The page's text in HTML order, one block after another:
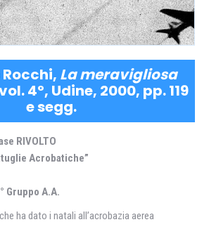
La meravigliosa
4°, Udine, 2000, pp. 119
e segg.
RIVOLTO
Acrobatiche”
Gruppo A.A.
ha dato i natali all’acrobazia aerea